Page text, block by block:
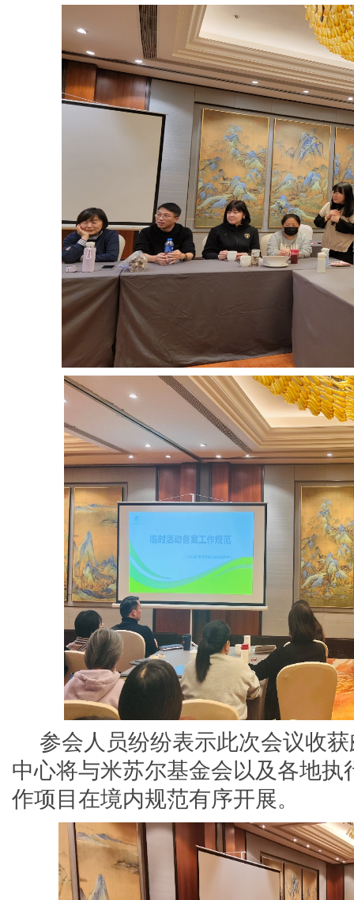
参会人员纷纷表示此次会议收获
中心将与米苏尔基金会以及各地
作项目在境内规范有序开展。